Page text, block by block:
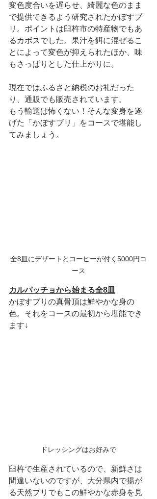
変色度合いを遅らせ、綺麗な色のまま
で提供できるよう研究されたかぼすブ
リ。ポイントは臼杵市の特産物でもあ
るカボスでした。果汁を餌に混ぜるこ
とによって変色が抑えられたほか、味
もさっぱりとした仕上がりに。
現在ではふるさと納税のお礼だった
り、通販でも販売されています。
もう輸送は怖くない！そんな変身を遂
げた「かぼすブリ」をコースで堪能し
てみましょう。
全8皿にデザートとコーヒーが付く5000円コ
ース
カルパッチョから始まる全8皿
かぼすブりの真骨頂は鮮やかな身の
色。それをコースの最初から堪能でき
ます↓
ドレッシングはお好みで
臼杵で生産されているので、新鮮さは
間違いないのですが、大分県内で揚が
る天然ブリでもこの鮮やかな赤身を見